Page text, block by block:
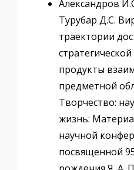
Александров
Турубар Д.С.
траектории
продукты
предметной
Творчество:
жизнь:
научной
посвященной